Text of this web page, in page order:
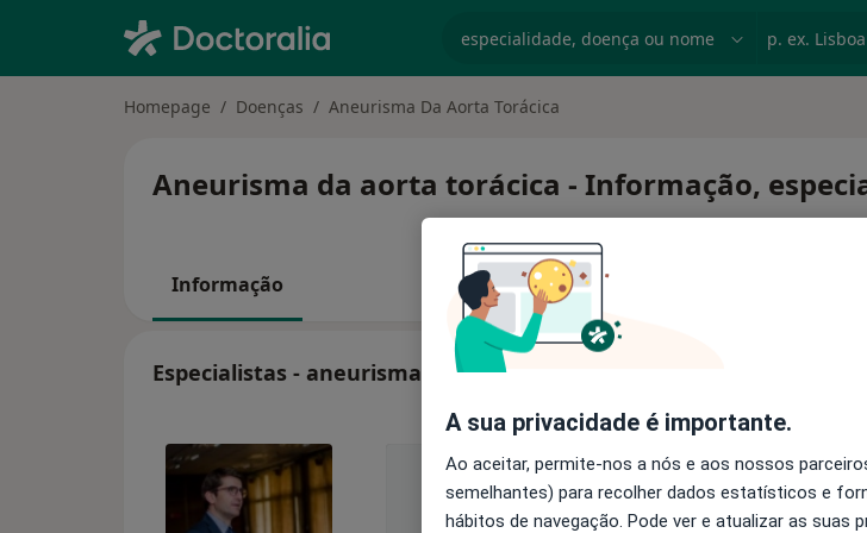
Homepage Doenças Aneurisma Da Aorta Torácica
Aneurisma da aorta torácica - Informação,
Informação
Especialistas - aneurisma da aorta torácica
A sua privacidade é importante.
Ao aceitar, permite-nos a nós e aos nossos
semelhantes) para recolher dados estatísticos e
hábitos de navegação. Pode ver e atualizar as suas